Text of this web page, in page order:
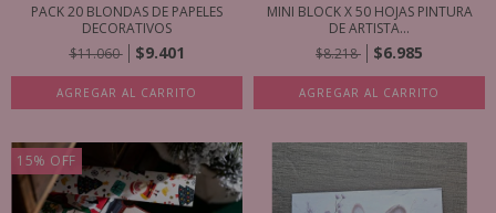
PACK 20 BLONDAS DE PAPELES
DECORATIVOS
$11.060
$9.401
AGREGAR AL CARRITO
MINI BLOCK X 50 HOJAS PINTURA
DE ARTISTA...
$8.218
$6.985
AGREGAR AL CARRITO
15% OFF